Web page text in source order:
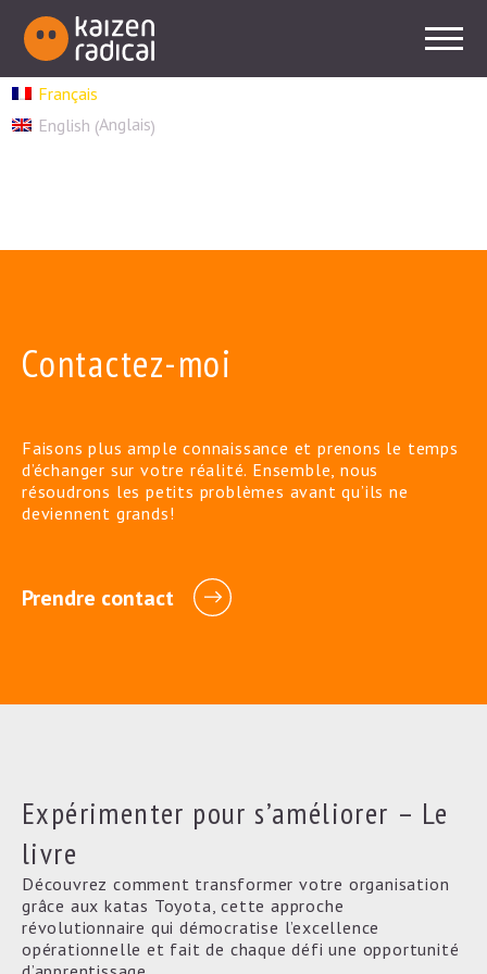
Français
English (Anglais)
Contactez-moi
Faisons plus ample connaissance et prenons le temps
d’échanger sur votre réalité. Ensemble, nous
résoudrons les petits problèmes avant qu’ils ne
deviennent grands!
Prendre contact
Expérimenter pour s’améliorer – Le
livre
Découvrez comment transformer votre organisation
grâce aux katas Toyota, cette approche
révolutionnaire qui démocratise l’excellence
opérationnelle et fait de chaque défi une opportunité